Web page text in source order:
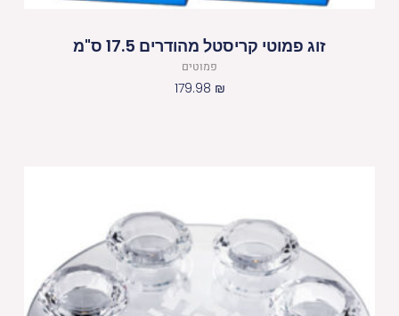
זוג פמוטי קריסטל מהודרים 17.5 ס"מ
פמוטים
179.98 ₪